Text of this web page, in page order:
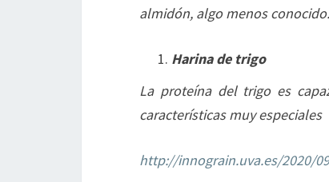
almidón, algo menos conocido.
Harina de trigo
La proteína del trigo es
características muy especiales
http://innograin.uva.es/2020/